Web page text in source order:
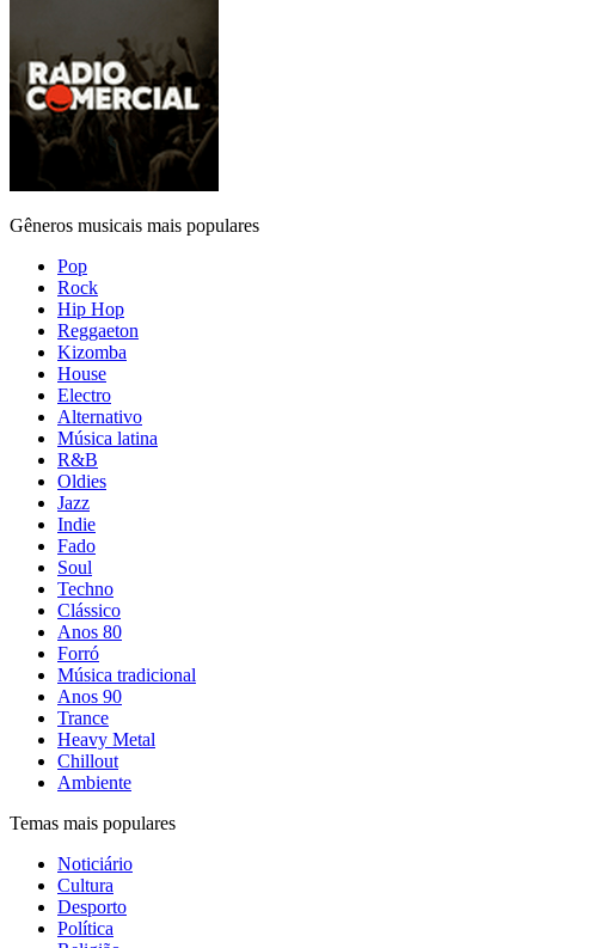
Gêneros musicais mais populares
Pop
Rock
Hip Hop
Reggaeton
Kizomba
House
Electro
Alternativo
Música latina
R&B
Oldies
Jazz
Indie
Fado
Soul
Techno
Clássico
Anos 80
Forró
Música tradicional
Anos 90
Trance
Heavy Metal
Chillout
Ambiente
Temas mais populares
Noticiário
Cultura
Desporto
Política